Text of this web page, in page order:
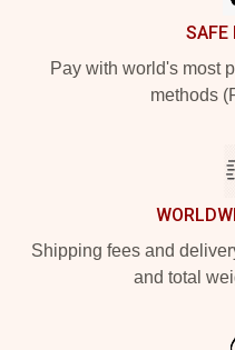
SAFE
Pay with world's most
methods
Shipping fees and
and total